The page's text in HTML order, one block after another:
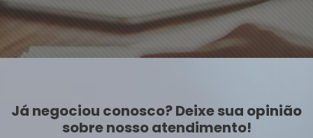
Já negociou conosco? Deixe sua opinião
sobre nosso atendimento!